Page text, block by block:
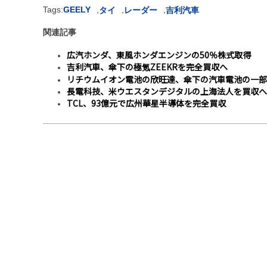
Tags:GEELY タイ レーダー 吉利汽車
関連記事
広汽ホンダ、東風ホンダエンジンの50％株式取得
吉利汽車、傘下の極氪ZEEKRを完全買収へ
リチウムイオン電池の欣旺達、傘下の汽車電池の一
長電科技、米ウエスタンデジタルの上海法人を買収へ
TCL、93億元で広州華星半導体を完全買収